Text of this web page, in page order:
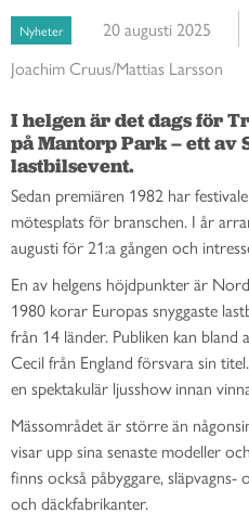
Nyheter 20 augusti 2025
Joachim Cruus/Mattias Larsson
I helgen är det dags för
på Mantorp Park – ett av
lastbilsevent.
Sedan premiären 1982 har
mötesplats för branschen. I år
augusti för 21:a gången och
En av helgens höjdpunkter är
1980 korar Europas snyggaste
från 14 länder. Publiken kan bland
Cecil från England försvara sin
en spektakulär ljusshow innan
Mässområdet är större än
visar upp sina senaste modeller
finns också påbyggare,
och däckfabrikanter.